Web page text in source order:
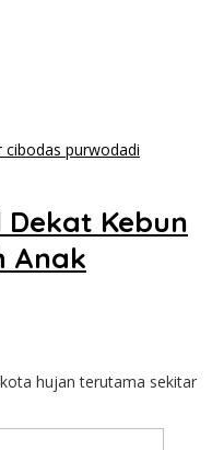
Kebun
Anak
hujan terutama sekitar